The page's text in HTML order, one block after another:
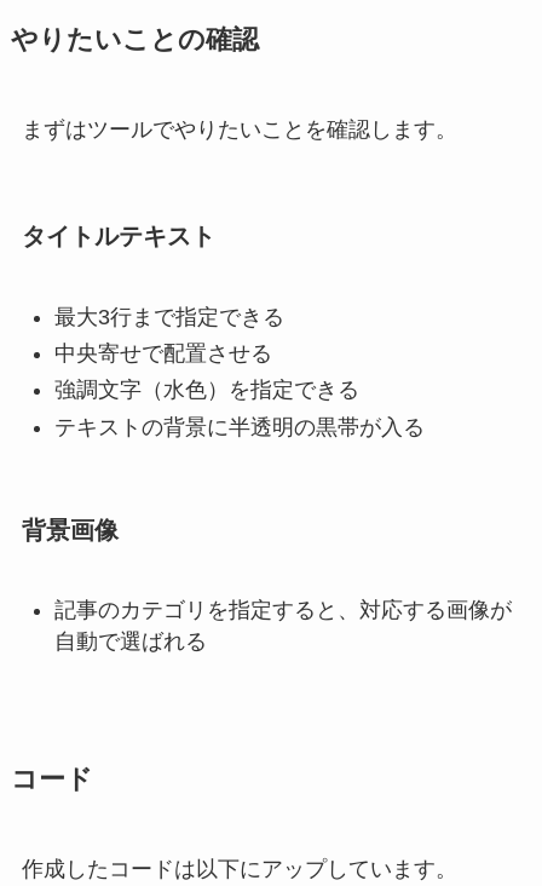
やりたいことの確認
まずはツールでやりたいことを確認します。
タイトルテキスト
最大3行まで指定できる
中央寄せで配置させる
強調文字（水色）を指定できる
テキストの背景に半透明の黒帯が入る
背景画像
記事のカテゴリを指定すると、対応する画像が
自動で選ばれる
コード
作成したコードは以下にアップしています。